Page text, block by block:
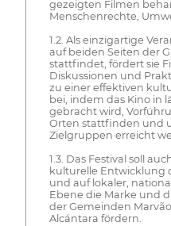
gezeigten Filmen
Menschenrechte,
1.2. Als einzigartige
auf beiden Seiten der
stattfindet, fördert sie
Diskussionen und
zu einer effektiven
bei, indem das Kino in
gebracht wird,
Orten stattfinden und
Zielgruppen erreicht
1.3. Das Festival soll
kulturelle Entwicklung
und auf lokaler,
Ebene die Marke und
der Gemeinden
Alcántara fördern.